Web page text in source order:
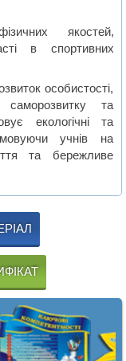
якостей,
в спортивних
особистості,
саморозвитку та
екологічні та
учнів на
та бережливе